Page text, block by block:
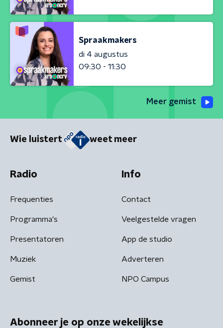
Spraakmakers
di 4 augustus
09:30 - 11:30
Meer gemist
Wie luistert weet meer
Radio
Frequenties
Programma's
Presentatoren
Muziek
Gemist
Info
Contact
Veelgestelde vragen
App de studio
Adverteren
NPO Campus
Abonneer je op onze wekelijkse